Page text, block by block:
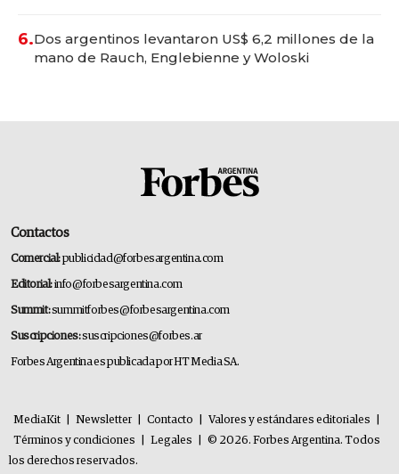
6.Dos argentinos levantaron US$ 6,2 millones de la
mano de Rauch, Englebienne y Woloski
Contactos
Comercial:publicidad@forbesargentina.com
Editorial:info@forbesargentina.com
Summit:summitforbes@forbesargentina.com
Suscripciones:suscripciones@forbes.ar
Forbes Argentina es publicada por HT Media SA.
MediaKit Newsletter Contacto Valores y estándares editoriales
Términos y condiciones
Legales
© 2026. Forbes Argentina. Todos
los derechos reservados.